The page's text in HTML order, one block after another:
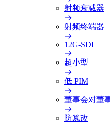
射频衰减器
射频终端器
12G-SDI
超小型
低 PIM
董事会对董
防篡改